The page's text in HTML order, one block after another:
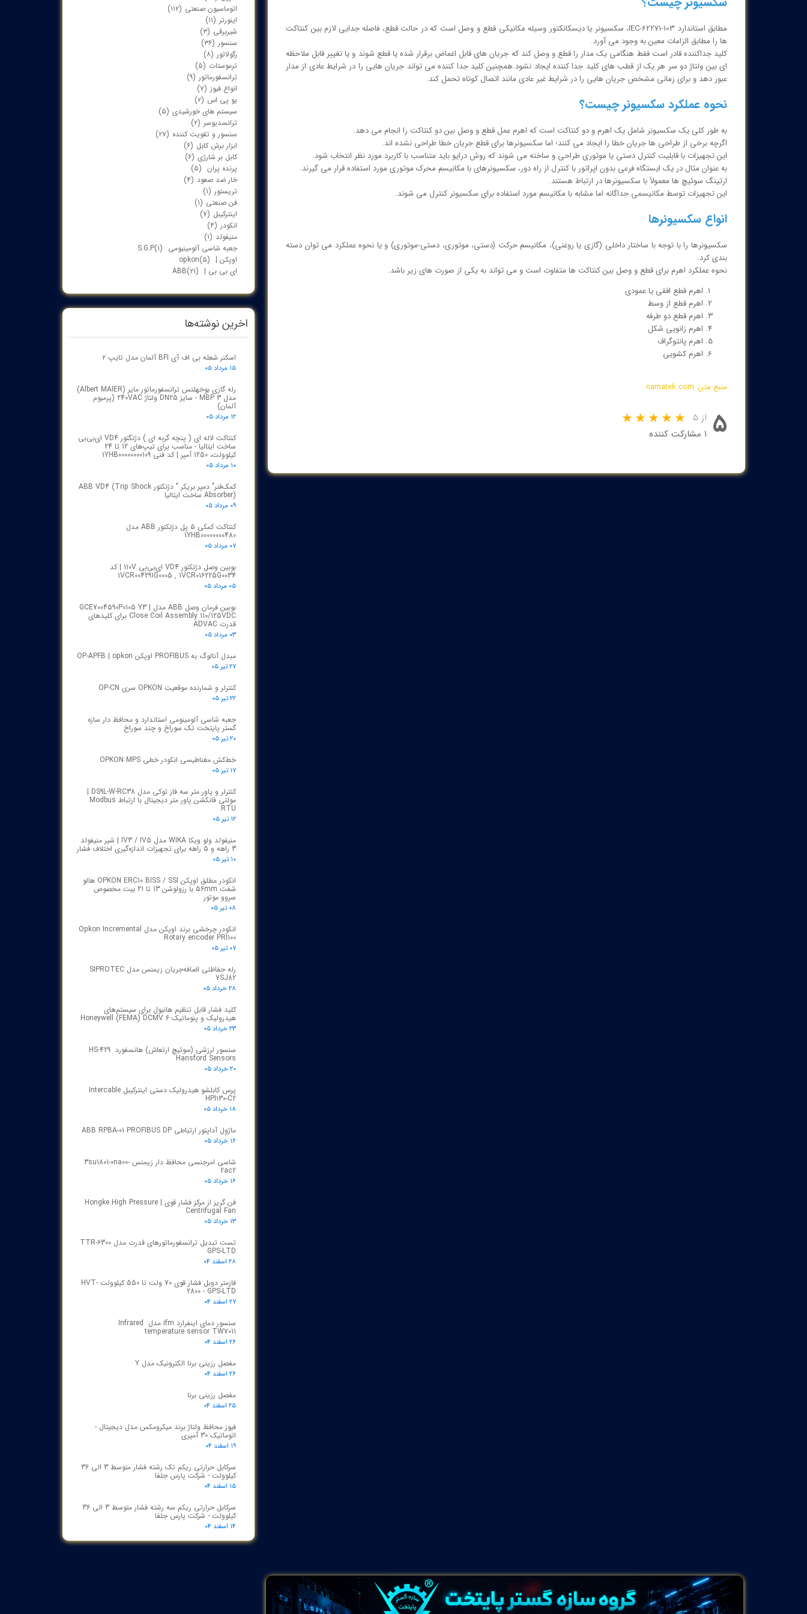
مطابق استاندارد IEC-62271-103، سکسیونر یا دیسکانکتور وسیله مکانیکی قطع و وصل است که در حالت قطع، فاصله جدایی لازم بین کنتاکت
ها را مطابق الزامات معین به وجود می آورد.
کلید جداکننده قادر است فقط هنگامی یک مدار را قطع و وصل کند که جریان های قابل اغماض برقرار شده یا قطع شوند و یا تغییر قابل ملاحظه
ای بین ولتاژ دو سر هر یک از قطب های کلید جدا کننده ایجاد نشود.همچنین کلید جدا کننده می تواند جریان هایی را در شرایط عادی از مدار
عبور دهد و برای زمانی مشخص جریان هایی را در شرایط غیر عادی مانند اتصال کوتاه تحمل کند.
نحوه عملکرد سکسیونر چیست؟
به طور کلی یک سکسیونر شامل یک اهرم و دو کنتاکت است که اهرم عمل قطع و وصل بین دو کنتاکت را انجام می دهد.
اگرچه برخی از طراحی ها جریان خطا را ایجاد می کنند؛ اما سکسیونرها برای قطع جریان خطا طراحی نشده اند.
این تجهیزات با قابلیت کنترل دستی یا موتوری طراحی و ساخته می شوند که روش درایو باید متناسب با کاربرد مورد نظر انتخاب شود.
به عنوان مثال در یک ایستگاه فرعی بدون اپراتور با کنترل از راه دور، سکسیونرهای با مکانیسم محرک موتوری مورد استفاده قرار می گیرند.
ارتینگ سوئیچ ها معمولاً با سکسیونرها در ارتباط هستند.
این تجهیزات توسط مکانیسمی جداگانه اما مشابه با مکانیسم مورد استفاده برای سکسیونر کنترل می شوند.
انواع سکسیونرها
سکسیونرها را با توجه با ساختار داخلی (گازی یا روغنی)، مکانیسم حرکت (دستی، موتوری، دستی-موتوری) و یا نحوه عملکرد می توان دسته
بندی کرد.
نحوه عملکرد اهرم برای قطع و وصل بین کنتاکت ها متفاوت است و می تواند به یکی از صورت های زیر باشد.
اهرم قطع افقی یا عمودی
اهرم قطع از وسط
اهرم قطع دو طرفه
اهرم زانویی شکل
اهرم پانتوگراف
اهرم کشویی
منبع متن: namatek.com
۵ از ۵
۱ مشارکت کننده
اتوماسیون صنعتی (۱۱۲)
اینورتر (۱۱)
شیربرقی (۳)
سنسور (۳۶)
رگولاتور (۸)
ترموستات (۵)
ترانسفورماتور (۹)
انواع فیوز (۷)
یو پی اس (۲)
سیستم های خورشیدی (۵)
ترانسدیوسر (۲)
سنسور و تقویت کننده (۲۷)
ابزار برش کابل (۶)
کابل بر شارژی (۶)
پرنده پران (۵)
خار ضد صعود (۴)
تریستور (۱)
فن صنعتی (۱)
اینترکیبل (۷)
انکودر (۴)
منیفولد (۱)
جعبه شاسی آلومینیومی S.G.P (۱)
اوپکن | opkon (۵)
ای بی بی | ABB (۲۱)
اخرین نوشته‌ها
اسکنر شعله بی اف آی BFI آلمان مدل تایپ ۲
۱۵ مرداد ۰۵
رله گازی بوخهلتس ترانسفورماتور مایر (Albert MAIER)
مدل MBP 3 - سایز DN25 ولتاژ 240VAC (پرمیوم
آلمان)
۱۲ مرداد ۰۵
کنتاکت لاله ای ( پنچه گربه ای ) دژنگتور VD4 ای‌بی‌بی
ساخت ایتالیا - مناسب برای تیپ‌های 12 تا 24
کیلوولت، 1250 آمپر | کد فنی 1YHB00000000109
۱۰ مرداد ۰۵
کمک‌فنر" دمپر بریکر " دژنکتور ABB VD4 (Trip Shock
Absorber) ساخت ایتالیا
۰۹ مرداد ۰۵
کنتاکت کمکی ۵ پل دژنکتور ABB مدل
1YHB00000000480
۰۷ مرداد ۰۵
بوبین وصل دژنکتور VD4 ای‌بی‌بی 110V | کد
1VCR004291G0005 , 1VCR016225G0034
۰۵ مرداد ۰۵
بوبین فرمان وصل ABB مدل GCE7004590P0105 Y3 |
Close Coil Assembly 110/125VDC برای کلیدهای
قدرت ADVAC
۰۳ مرداد ۰۵
مبدل آنالوگ به PROFIBUS اوپکن OP-APFB | opkon
۲۷ تیر ۰۵
کنترلر و شمارنده موقعیت OPKON سری OP-CN
۲۲ تیر ۰۵
جعبه شاسی آلومینومی استاندارد و محافظ دار سازه
گستر پایتخت تک سوراخ و چند سوراخ
۲۰ تیر ۰۵
خط‌کش مغناطیسی انکودر خطی OPKON MPS
۱۷ تیر ۰۵
کنترلر و پاور متر سه فاز توکی مدل DS9L-W-RC38 |
مولتی فانکشن پاور متر دیجیتال با ارتباط Modbus
RTU
۱۲ تیر ۰۵
منیفولد ولو ویکا WIKA مدل IV3 / IV5 | شیر منیفولد
3 راهه و 5 راهه برای تجهیزات اندازه‌گیری اختلاف فشار
۱۰ تیر ۰۵
انکودر مطلق اوپکن OPKON ERC10 BISS / SSI هالو
شفت 56mm با رزولوشن 13 تا 21 بیت مخصوص
سروو موتور
۰۸ تیر ۰۵
انکودر چرخشی برند اوپکن مدل Opkon Incremental
Rotary encoder PRI100
۰۷ تیر ۰۵
رله حفاظتی اضافه‌جریان زیمنس مدل SIPROTEC
7SJ82
۲۸ خرداد ۰۵
کلید فشار قابل تنظیم هانیول برای سیستم‌های
هیدرولیک و پنوماتیک Honeywell (FEMA) DCMV 6
۲۳ خرداد ۰۵
سنسور لرزشی (سوئیچ ارتعاش) هانسفورد HS-429
Hansford Sensors
۲۰ خرداد ۰۵
پرس کابلشو هیدرولیک دستی اینترکیبل Intercable
HPI130-C2
۱۸ خرداد ۰۵
ماژول آداپتور ارتباطی ABB RPBA-01 PROFIBUS DP
۱۶ خرداد ۰۵
شاسی امرجنسی محافظ دار زیمنس 3su1801-0na00-
2ac2
۱۶ خرداد ۰۵
فن گریز از مرکز فشار قوی | Hongke High Pressure
Centrifugal Fan
۱۳ خرداد ۰۵
تست تبدیل ترانسفورماتورهای قدرت مدل TTR‑6300
GPS‑LTD
۲۸ اسفند ۰۴
فازمتر دوبل فشار قوی 70 ولت تا 550 کیلوولت HVT-
2800 - GPS-LTD
۲۷ اسفند ۰۴
سنسور دمای اینفرارد ifm مدل Infrared
temperature sensor TW7011
۲۶ اسفند ۰۴
مفصل رزینی برنا الکترونیک مدل Y
۲۶ اسفند ۰۴
مفصل رزینی برنا
۲۵ اسفند ۰۴
فیوز محافظ ولتاژ برند میکرومکس مدل دیجیتال -
اتوماتیک 30 آمپری
۱۹ اسفند ۰۴
سرکابل حرارتی ریکم تک رشته فشار متوسط 3 الی 36
کیلوولت - شرکت پارس جلفا
۱۵ اسفند ۰۴
سرکابل حرارتی ریکم سه رشته فشار متوسط 3 الی 36
کیلوولت - شرکت پارس جلفا
۱۴ اسفند ۰۴